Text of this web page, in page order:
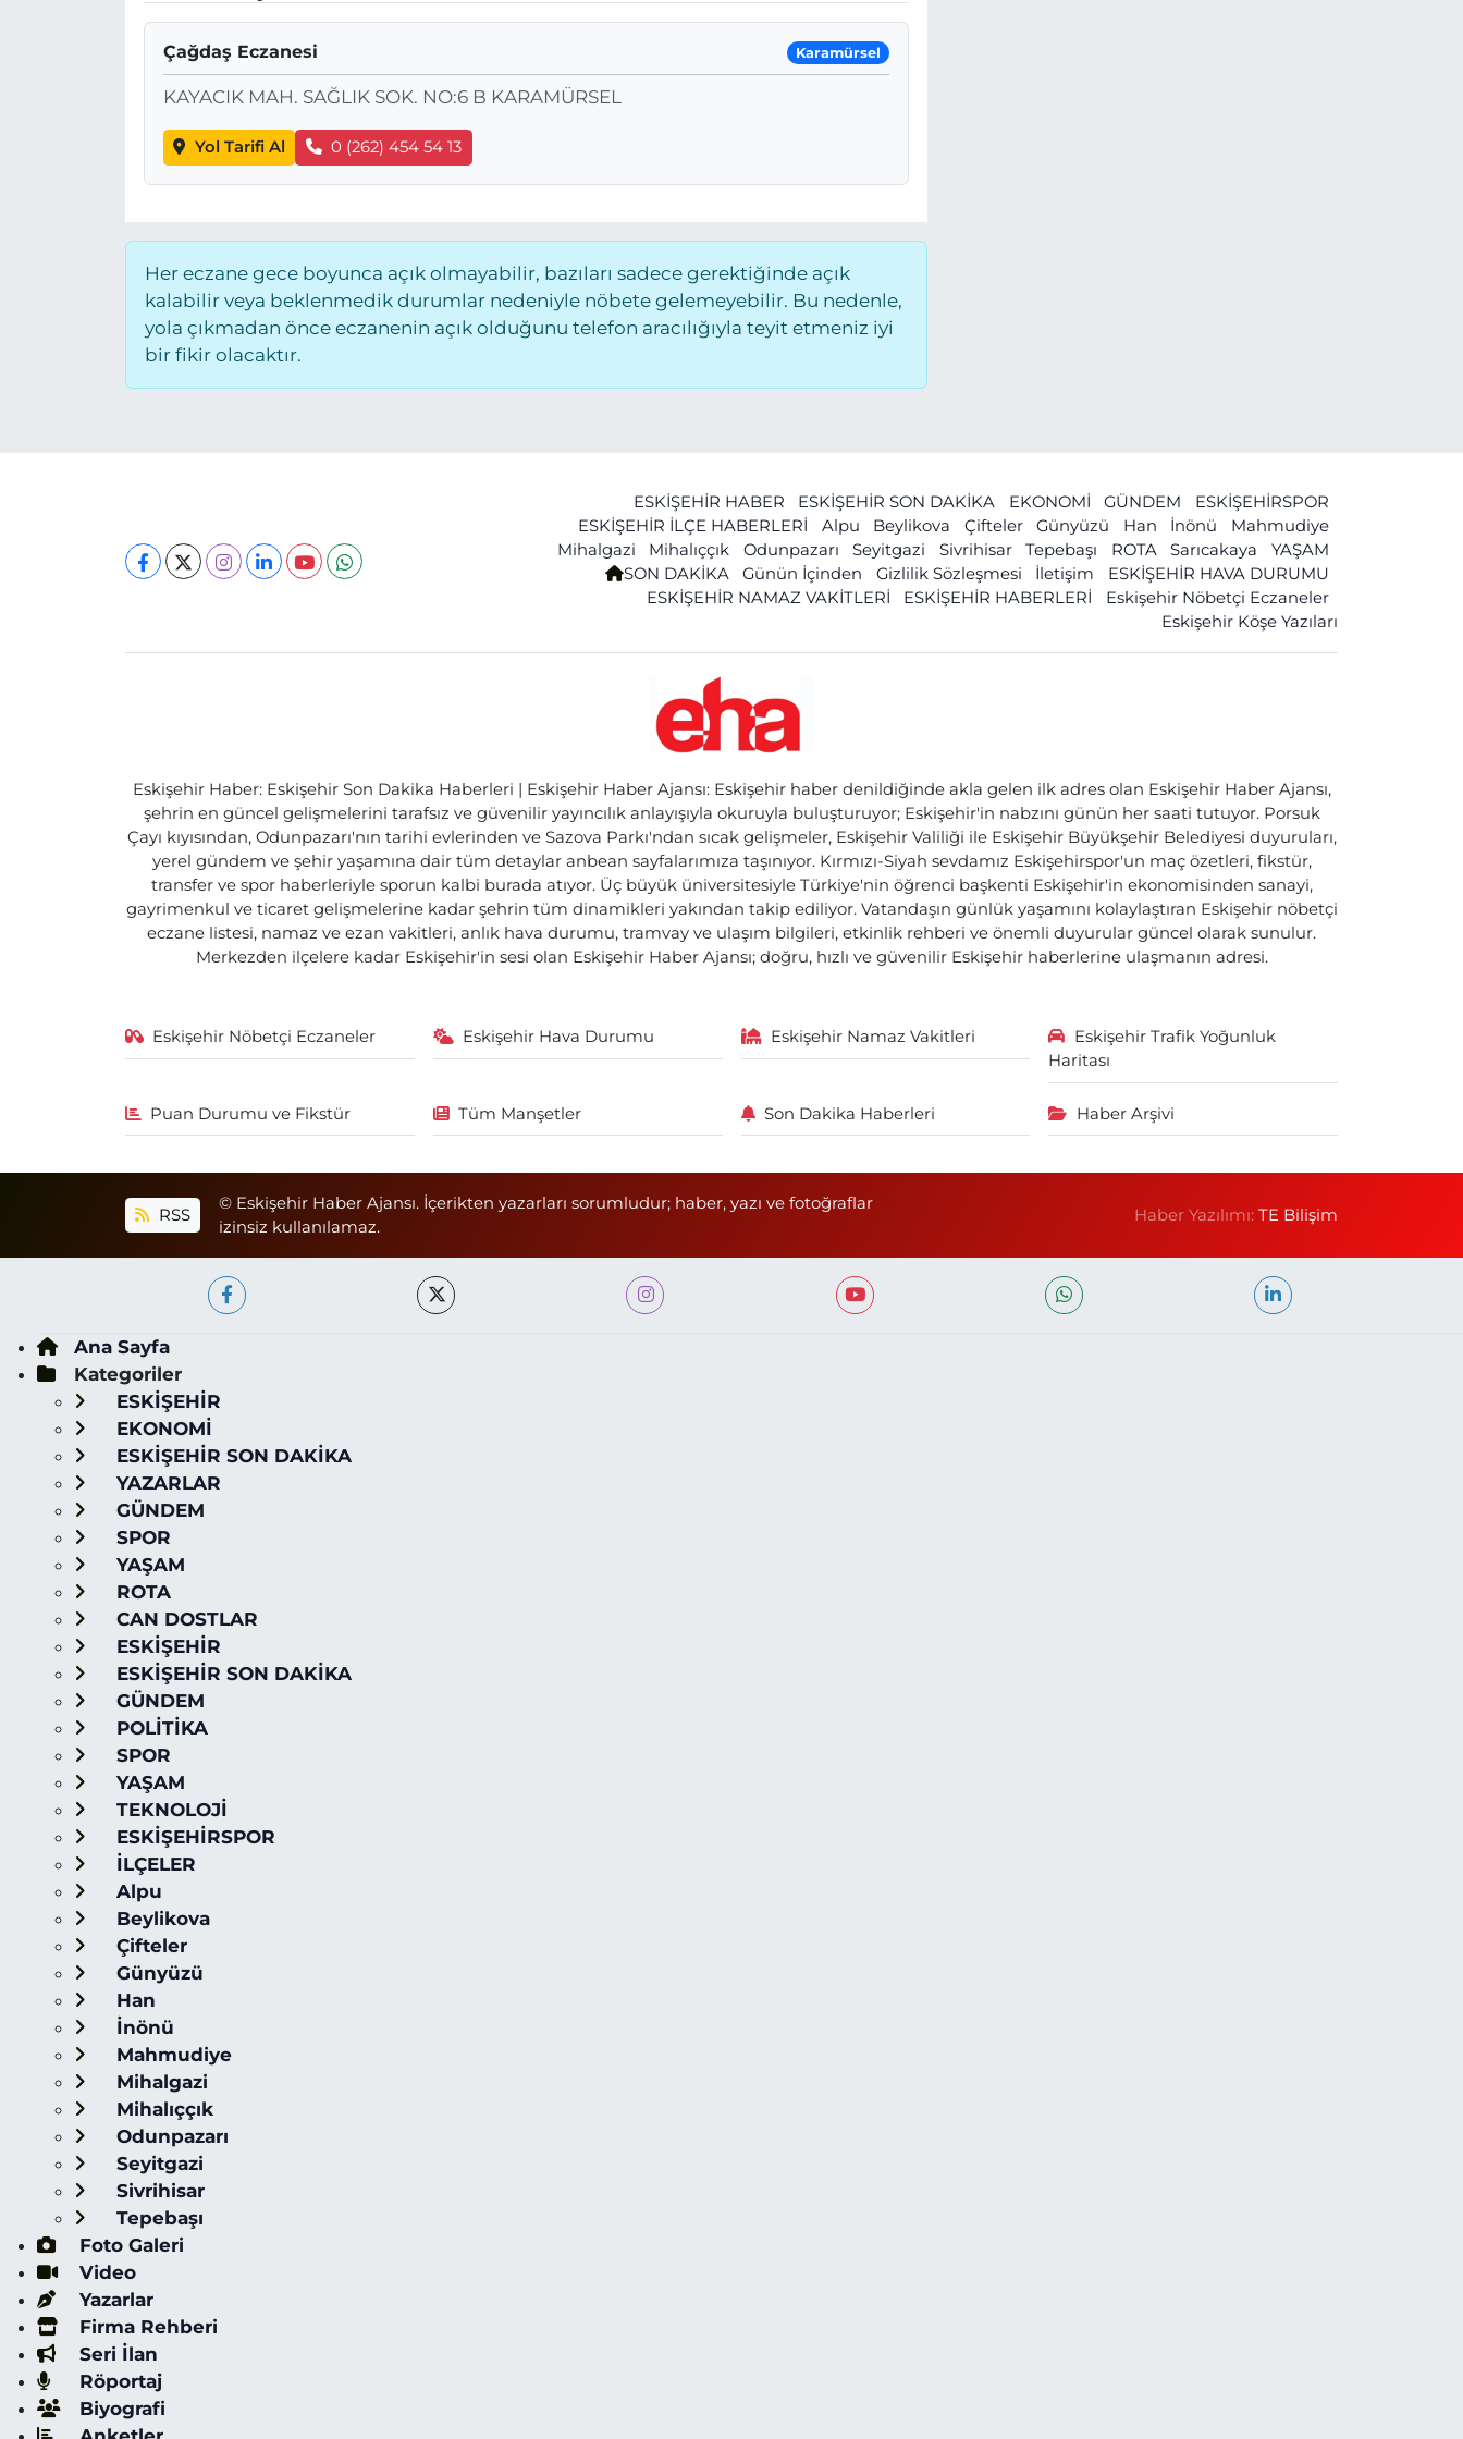
Çağdaş Eczanesi Karamürsel
KAYACIK MAH. SAĞLIK SOK. NO:6 B KARAMÜRSEL
Yol Tarifi Al 0 (262) 454 54 13
Her eczane gece boyunca açık olmayabilir, bazıları sadece gerektiğinde açık
kalabilir veya beklenmedik durumlar nedeniyle nöbete gelemeyebilir. Bu nedenle,
yola çıkmadan önce eczanenin açık olduğunu telefon aracılığıyla teyit etmeniz iyi
bir fikir olacaktır.
ESKİŞEHİR HABER ESKİŞEHİR SON DAKİKA EKONOMİ GÜNDEM
ESKİŞEHİRSPOR
ESKİŞEHİR İLÇE HABERLERİ
Alpu Beylikova Çifteler Günyüzü Han İnönü
Mahmudiye
Mihalgazi
Mihalıççık Odunpazarı Seyitgazi Sivrihisar Tepebaşı ROTA Sarıcakaya
YAŞAM
SON DAKİKA
Günün İçinden Gizlilik Sözleşmesi İletişim
ESKİŞEHİR HAVA DURUMU
ESKİŞEHİR NAMAZ VAKİTLERİ
ESKİŞEHİR HABERLERİ
Eskişehir Nöbetçi Eczaneler
Eskişehir Köşe Yazıları
Eskişehir Haber: Eskişehir Son Dakika Haberleri | Eskişehir Haber Ajansı: Eskişehir haber denildiğinde akla gelen ilk adres olan Eskişehir Haber Ajansı,
şehrin en güncel gelişmelerini tarafsız ve güvenilir yayıncılık anlayışıyla okuruyla buluşturuyor; Eskişehir'in nabzını günün her saati tutuyor. Porsuk
Çayı kıyısından, Odunpazarı'nın tarihi evlerinden ve Sazova Parkı'ndan sıcak gelişmeler, Eskişehir Valiliği ile Eskişehir Büyükşehir Belediyesi duyuruları,
yerel gündem ve şehir yaşamına dair tüm detaylar anbean sayfalarımıza taşınıyor. Kırmızı-Siyah sevdamız Eskişehirspor'un maç özetleri, fikstür,
transfer ve spor haberleriyle sporun kalbi burada atıyor. Üç büyük üniversitesiyle Türkiye'nin öğrenci başkenti Eskişehir'in ekonomisinden sanayi,
gayrimenkul ve ticaret gelişmelerine kadar şehrin tüm dinamikleri yakından takip ediliyor. Vatandaşın günlük yaşamını kolaylaştıran Eskişehir nöbetçi
eczane listesi, namaz ve ezan vakitleri, anlık hava durumu, tramvay ve ulaşım bilgileri, etkinlik rehberi ve önemli duyurular güncel olarak sunulur.
Merkezden ilçelere kadar Eskişehir'in sesi olan Eskişehir Haber Ajansı; doğru, hızlı ve güvenilir Eskişehir haberlerine ulaşmanın adresi.
Eskişehir Nöbetçi Eczaneler Eskişehir Hava Durumu Eskişehir Namaz Vakitleri
Eskişehir Trafik Yoğunluk
Haritası
Puan Durumu ve Fikstür Tüm Manşetler Son Dakika Haberleri Haber Arşivi
RSS
© Eskişehir Haber Ajansı. İçerikten yazarları sorumludur; haber, yazı ve fotoğraflar
izinsiz kullanılamaz.
Haber Yazılımı:TE Bilişim
Ana Sayfa
Kategoriler
ESKİŞEHİR
EKONOMİ
ESKİŞEHİR SON DAKİKA
YAZARLAR
GÜNDEM
SPOR
YAŞAM
ROTA
CAN DOSTLAR
ESKİŞEHİR
ESKİŞEHİR SON DAKİKA
GÜNDEM
POLİTİKA
SPOR
YAŞAM
TEKNOLOJİ
ESKİŞEHİRSPOR
İLÇELER
Alpu
Beylikova
Çifteler
Günyüzü
Han
İnönü
Mahmudiye
Mihalgazi
Mihalıççık
Odunpazarı
Seyitgazi
Sivrihisar
Tepebaşı
Foto Galeri
Video
Yazarlar
Firma Rehberi
Seri İlan
Röportaj
Biyografi